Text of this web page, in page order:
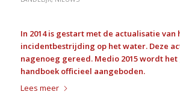
In 2014 is gestart met de actualisatie van
incidentbestrijding op het water. Deze
nagenoeg gereed. Medio 2015 wordt
handboek officieel aangeboden.
Lees meer